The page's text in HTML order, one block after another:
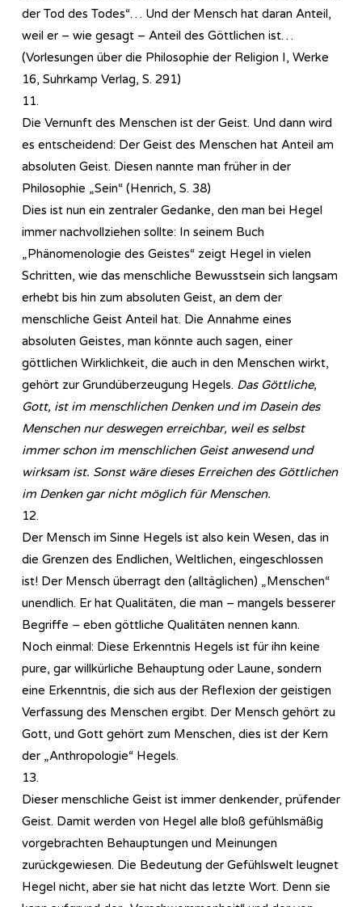
der Tod des Todes“… Und der Mensch hat daran Anteil,
weil er – wie gesagt – Anteil des Göttlichen ist…
(Vorlesungen über die Philosophie der Religion I, Werke
16, Suhrkamp Verlag, S. 291)
11.
Die Vernunft des Menschen ist der Geist. Und dann wird
es entscheidend: Der Geist des Menschen hat Anteil am
absoluten Geist. Diesen nannte man früher in der
Philosophie „Sein“ (Henrich, S. 38)
Dies ist nun ein zentraler Gedanke, den man bei Hegel
immer nachvollziehen sollte: In seinem Buch
„Phänomenologie des Geistes“ zeigt Hegel in vielen
Schritten, wie das menschliche Bewusstsein sich langsam
erhebt bis hin zum absoluten Geist, an dem der
menschliche Geist Anteil hat. Die Annahme eines
absoluten Geistes, man könnte auch sagen, einer
göttlichen Wirklichkeit, die auch in den Menschen wirkt,
gehört zur Grundüberzeugung Hegels. Das Göttliche,
Gott, ist im menschlichen Denken und im Dasein des
Menschen nur deswegen erreichbar, weil es selbst
immer schon im menschlichen Geist anwesend und
wirksam ist. Sonst wäre dieses Erreichen des Göttlichen
im Denken gar nicht möglich für Menschen.
12.
Der Mensch im Sinne Hegels ist also kein Wesen, das in
die Grenzen des Endlichen, Weltlichen, eingeschlossen
ist! Der Mensch überragt den (alltäglichen) „Menschen“
unendlich. Er hat Qualitäten, die man – mangels besserer
Begriffe – eben göttliche Qualitäten nennen kann.
Noch einmal: Diese Erkenntnis Hegels ist für ihn keine
pure, gar willkürliche Behauptung oder Laune, sondern
eine Erkenntnis, die sich aus der Reflexion der geistigen
Verfassung des Menschen ergibt. Der Mensch gehört zu
Gott, und Gott gehört zum Menschen, dies ist der Kern
der „Anthropologie“ Hegels.
13.
Dieser menschliche Geist ist immer denkender, prüfender
Geist. Damit werden von Hegel alle bloß gefühlsmäßig
vorgebrachten Behauptungen und Meinungen
zurückgewiesen. Die Bedeutung der Gefühlswelt leugnet
Hegel nicht, aber sie hat nicht das letzte Wort. Denn sie